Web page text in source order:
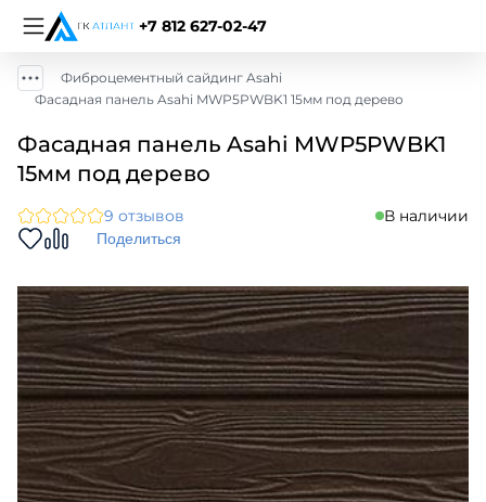
+7 812 627-02-47
Фиброцементный сайдинг Asahi
Фасадная панель Asahi MWP5PWBK1 15мм под дерево
Фасадная панель Asahi MWP5PWBK1
15мм под дерево
9 отзывов В наличии
Поделиться